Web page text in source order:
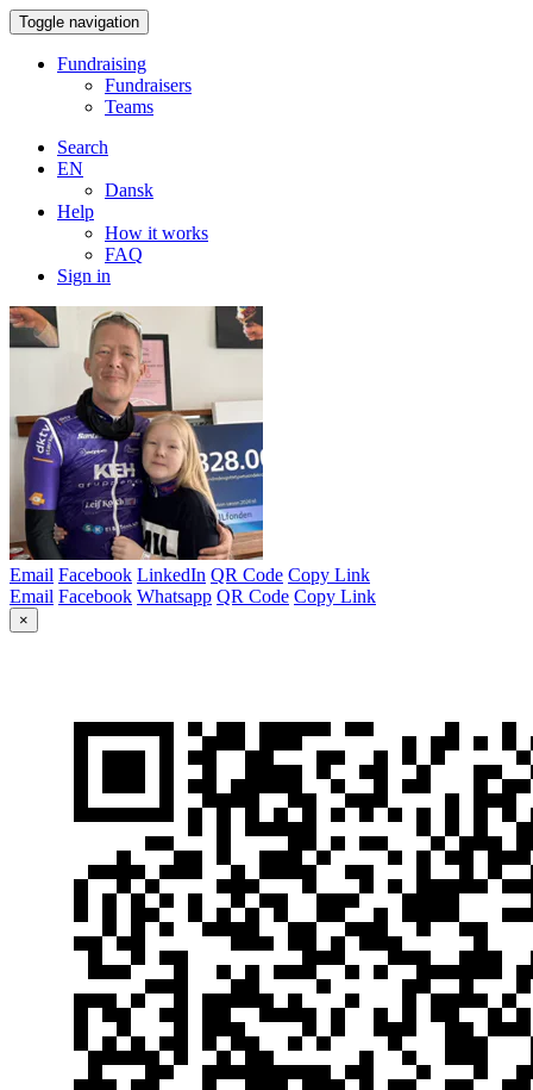
Toggle navigation
Fundraising
Fundraisers
Teams
Search
EN
Dansk
Help
How it works
FAQ
Sign in
Email Facebook LinkedIn QR Code Copy Link
Email Facebook Whatsapp QR Code Copy Link
×